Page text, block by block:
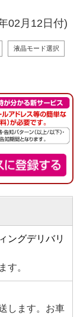
02月12日付)
液晶モード選択
ングデリバリ
す。
します。お車